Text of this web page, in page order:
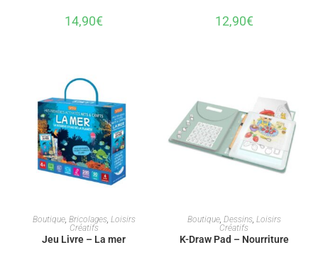
14,90€ 12,90€
AJOUTER AU PANIER
Boutique, Bricolages, Loisirs
Créatifs
Jeu Livre – La mer
AJOUTER AU PANIER
Boutique, Dessins, Loisirs
Créatifs
K-Draw Pad – Nourriture